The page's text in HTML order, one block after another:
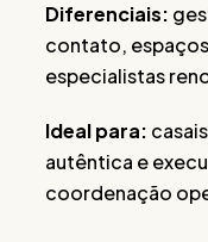
Diferenciais:
contato,
especialistas
Ideal para:
autêntica e
coordenação